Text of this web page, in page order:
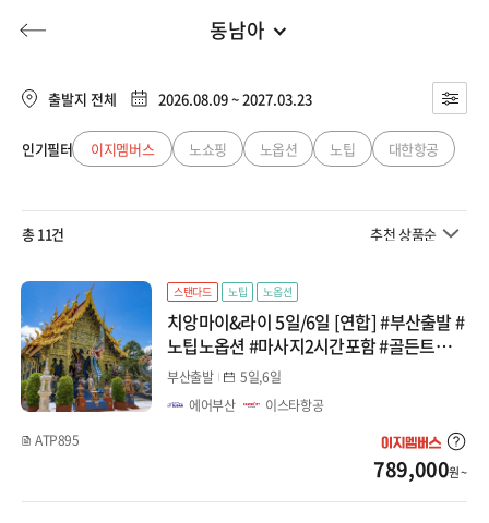
허니문 기획전/홈쇼핑 이벤트/혜택
투어플랜
허니문
동남아
유럽
동남아
일본
대만/홍콩/마카오
미주/캐나다/중남미
호주/뉴질랜드
중앙아시아/코카서스
부산출발
대만/몽골
대구/청주출발
출발지 전체 2026.08.09 ~ 2027.03.23
인기필터 이지멤버스 노쇼핑 노옵션 노팁 대한항공
총 11건 추천 상품순
스탠다드 노팁 노옵션
치앙마이&라이 5일/6일 [연합] #부산출발 #
노팁노옵션 #마사지2시간포함 #골든트라이
앵글 #나이트시티투어 #코끼리쇼
부산출발
5일,6일
에어부산
이스타항공
ATP895
789,000원 ~